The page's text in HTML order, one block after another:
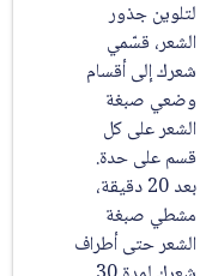
لتلوين جذور
الشعر، قسّمي
شعرك إلى أقسام
وضعي صبغة
الشعر على كل
قسم على حدة.
بعد 20 دقيقة،
مشطي صبغة
الشعر حتى أطراف